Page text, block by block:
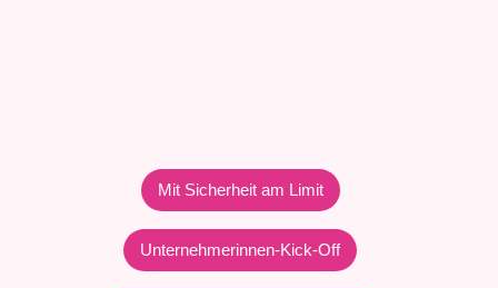
Mit Sicherheit am Limit
Unternehmerinnen-Kick-Off